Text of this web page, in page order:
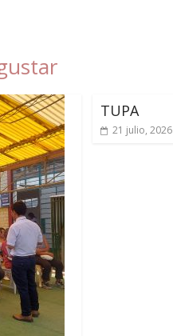
TUPA
21 julio, 2026